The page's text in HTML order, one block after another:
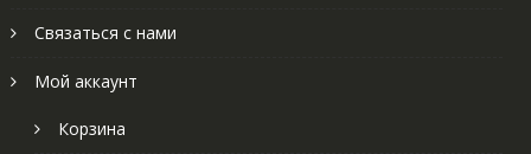
Связаться с нами
Мой аккаунт
Корзина